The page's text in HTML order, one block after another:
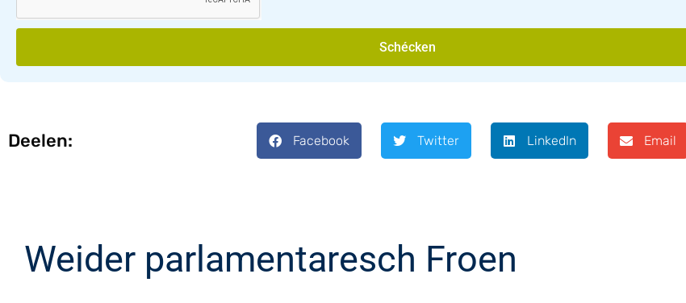
Schécken
Deelen: Facebook Twitter LinkedIn Email
Weider parlamentaresch Froen